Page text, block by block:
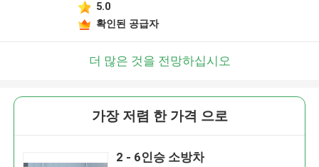
5.0
확인된 공급자
더 많은 것을 전망하십시오
가장 저렴 한 가격 으로
2 - 6인승 소방차